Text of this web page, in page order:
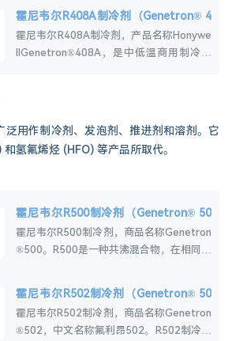
制冷、低温改造、包括空调和...
霍尼韦尔R408A制冷剂（Genetron® 4
08A）
霍尼韦尔R408A制冷剂，产品名称Honywe
llGenetron®408A，是中低温商用制冷系
泛用作制冷剂、发泡剂、推进剂和溶剂。它
氢氟烯烃 (HFO) 等产品所取代。
霍尼韦尔R500制冷剂（Genetron® 50
0）
霍尼韦尔R500制冷剂，商品名称Genetron
®500。R500是一种共沸混合物，在相同的
量。Genetron®50...
霍尼韦尔R502制冷剂（Genetron® 50
2）
霍尼韦尔R502制冷剂，商品名称Genetron
®502，中文名称氟利昂502。R502制冷剂